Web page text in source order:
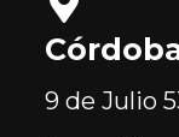
9 de Julio